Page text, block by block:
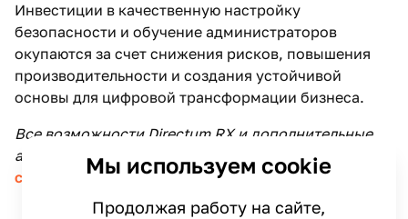
Инвестиции в качественную настройку
безопасности и обучение администраторов
окупаются за счет снижения рисков, повышения
производительности и создания устойчивой
основы для цифровой трансформации бизнеса.
Все возможности Directum RX и дополнительные
аспекты внедрения описаны
в главном обзоре
системы
Мы используем cookie
Продолжая работу на сайте,